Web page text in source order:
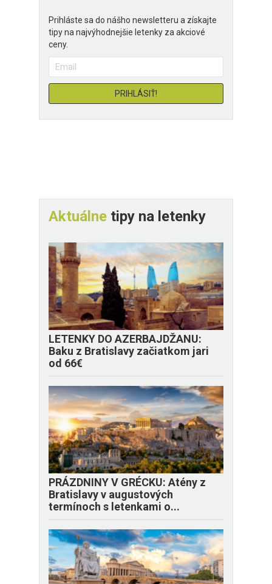
Prihláste sa do nášho newsletteru a získajte
tipy na najvýhodnejšie letenky za akciové
ceny.
Aktuálne tipy na letenky
LETENKY DO AZERBAJDŽANU:
Baku z Bratislavy začiatkom jari
od 66€
PRÁZDNINY V GRÉCKU: Atény z
Bratislavy v augustových
termínoch s letenkami o...